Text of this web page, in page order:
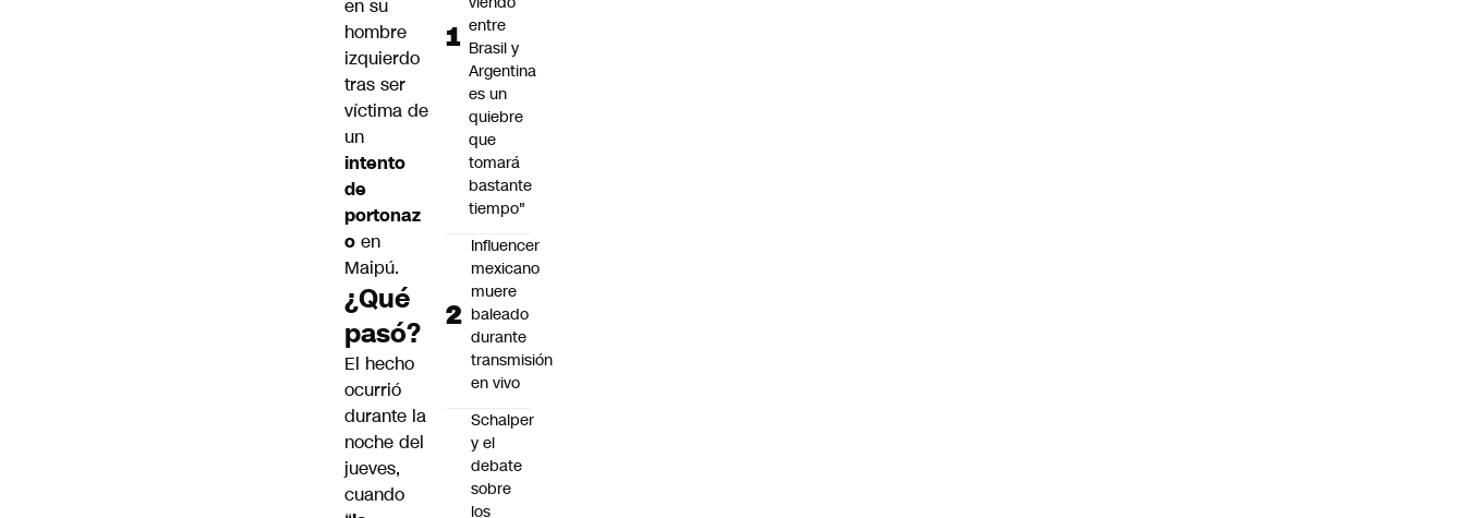
en su
hombre
izquierdo
tras ser
víctima de
un
intento
de
portonaz
o en
Maipú.
¿Qué
pasó?
El hecho
ocurrió
durante la
noche del
jueves,
cuando
entre
Brasil y
Argentina
es un
quiebre
que
tomará
bastante
tiempo"
Influencer
mexicano
muere
baleado
durante
transmisión
en vivo
Schalper
y el
debate
sobre
los